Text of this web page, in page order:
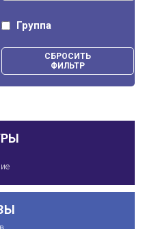
Группа
СБРОСИТЬ
ФИЛЬТР